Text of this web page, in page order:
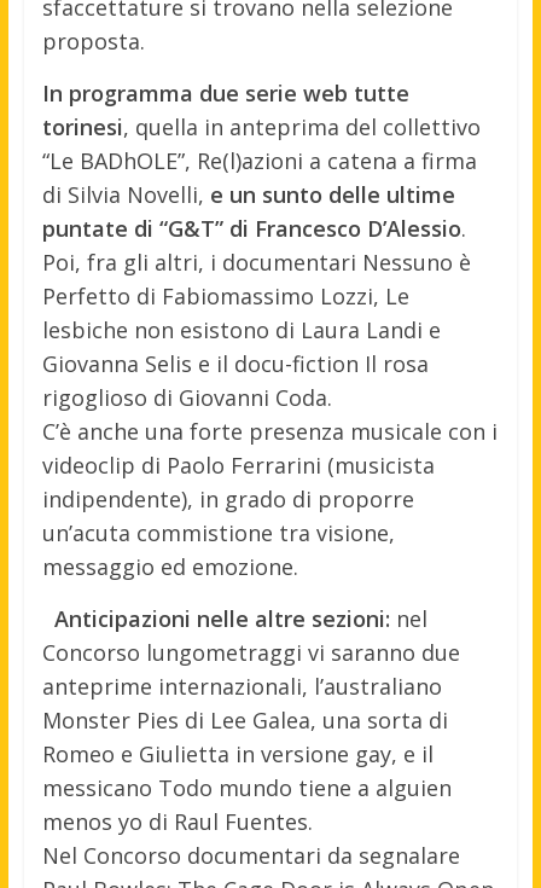
sfaccettature si trovano nella selezione
proposta.
In programma due serie web tutte
torinesi, quella in anteprima del collettivo
“Le BADhOLE”, Re(l)azioni a catena a firma
di Silvia Novelli, e un sunto delle ultime
puntate di “G&T” di Francesco D’Alessio.
Poi, fra gli altri, i documentari Nessuno è
Perfetto di Fabiomassimo Lozzi, Le
lesbiche non esistono di Laura Landi e
Giovanna Selis e il docu-fiction Il rosa
rigoglioso di Giovanni Coda.
C’è anche una forte presenza musicale con i
videoclip di Paolo Ferrarini (musicista
indipendente), in grado di proporre
un’acuta commistione tra visione,
messaggio ed emozione.
Anticipazioni nelle altre sezioni: nel
Concorso lungometraggi vi saranno due
anteprime internazionali, l’australiano
Monster Pies di Lee Galea, una sorta di
Romeo e Giulietta in versione gay, e il
messicano Todo mundo tiene a alguien
menos yo di Raul Fuentes.
Nel Concorso documentari da segnalare